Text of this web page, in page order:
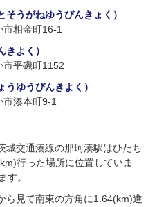
うがねゆうびんきょく）
相金町16-1
よく）
平磯町1152
ゆうびんきよく）
湊本町9-1
城交通湊線の那珂湊駅はひたち
行った場所に位置していま
す。
ら見て南東の方角に1.64(km)進